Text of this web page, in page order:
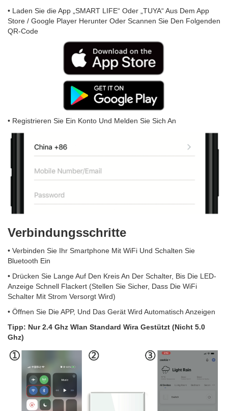
• Laden Sie die App „SMART LIFE“ Oder „TUYA“ Aus Dem App
Store / Google Player Herunter Oder Scannen Sie Den Folgenden
QR-Code
• Registrieren Sie Ein Konto Und Melden Sie Sich An
Verbindungsschritte
• Verbinden Sie Ihr Smartphone Mit WiFi Und Schalten Sie
Bluetooth Ein
• Drücken Sie Lange Auf Den Kreis An Der Schalter, Bis Die LED-
Anzeige Schnell Flackert (Stellen Sie Sicher, Dass Die WiFi
Schalter Mit Strom Versorgt Wird)
• Öffnen Sie Die APP, Und Das Gerät Wird Automatisch Anzeigen
Tipp: Nur 2.4 Ghz Wlan Standard Wira Gestützt (Nicht 5.0
Ghz)